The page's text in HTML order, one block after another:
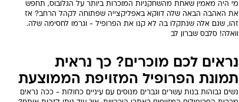
מי היה מאמין שאחת מהשחקניות המוכרות ביותר על הגלובוס, תחפש
את האהבה הבאה שלה דווקא באפליקצייה שפתוחה לקהל הרחב? אז
זהו, שגם אלה שנתקלו בה לא קנו את הפרופיל - וגרמו לחסימה שלה.
וואלה! סלבס שברון לב
נראים לכם מוכרים? כך נראית
תמונת הפרופיל המזויפת הממוצעת
נשים גבוהות בנות עשרים וגברים מנוסים עם עיניים כחולות - ככה נראים